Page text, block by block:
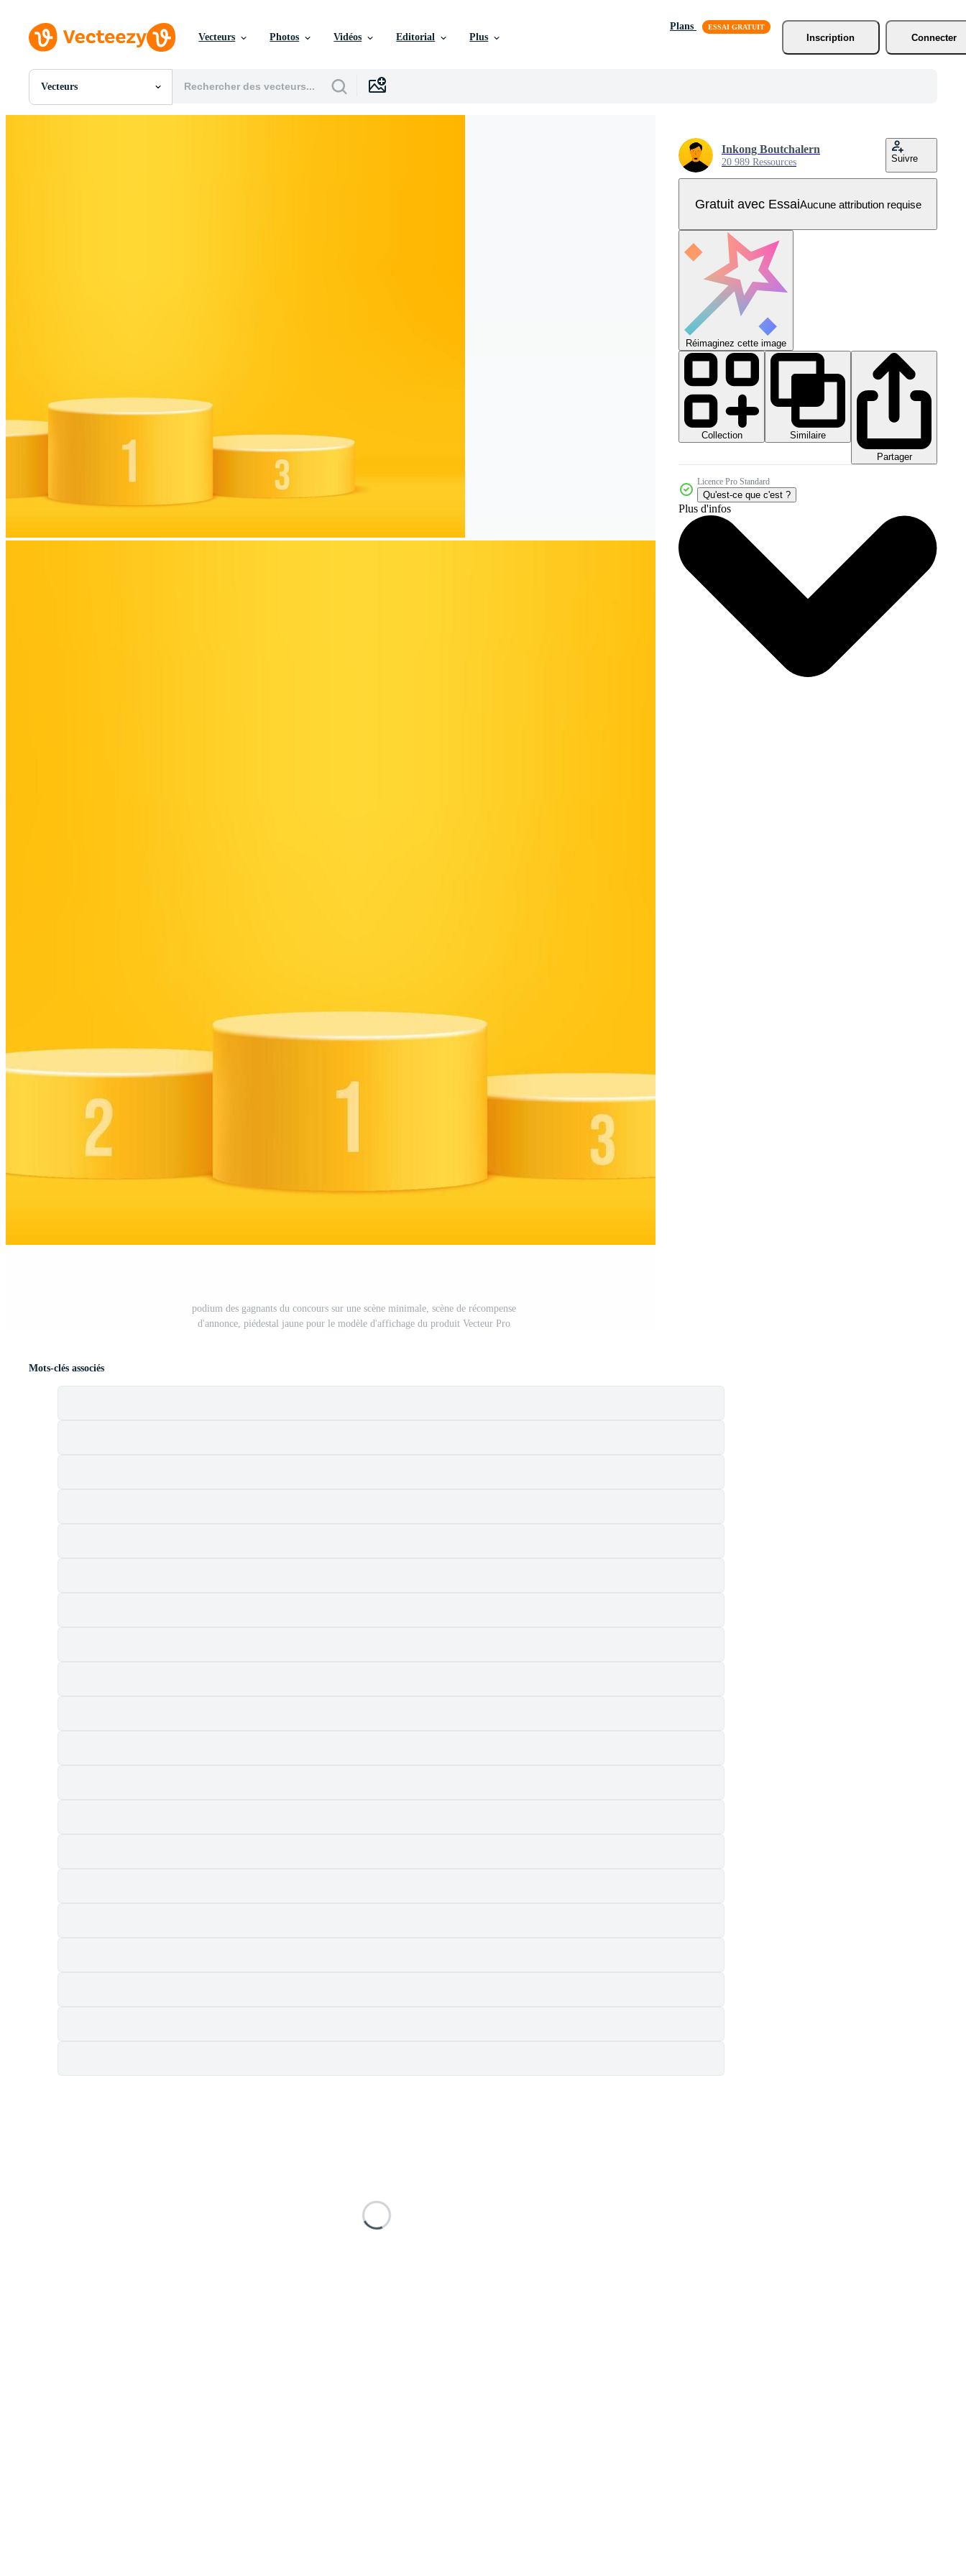
Vecteurs Photos Vidéos Editorial Plus
Plans
Inscription
Connecter
Vecteurs
Toutes Images
podium des gagnants du concours sur une scène minimale, scène de récompense
d'annonce, piédestal jaune pour le modèle d'affichage du produit Vecteur Pro
Inkong Boutchalern
20 989 Ressources Suivre
Gratuit avec EssaiAucune attribution requise
Réimaginez cette image
Collection
Similaire
Partager
Licence Pro Standard
Qu'est-ce que c'est ?
Plus d'infos
Mots-clés associés